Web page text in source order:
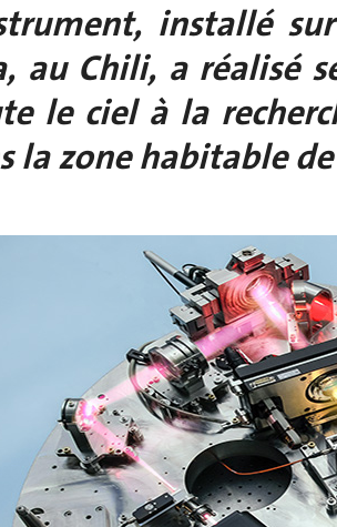
installé
au Chili, a réalisé
le ciel à la
la zone habitable